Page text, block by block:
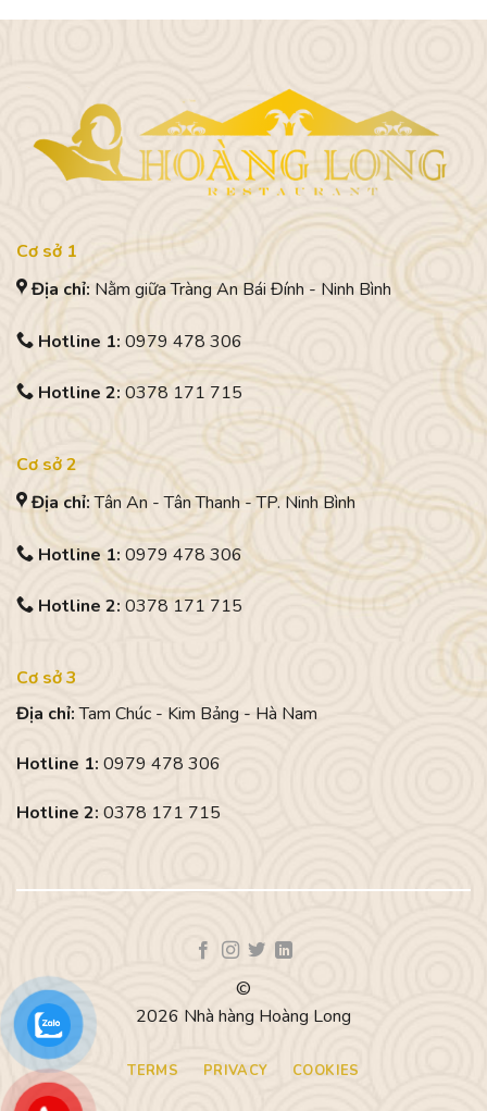
Cơ sở 1
Địa chỉ: Nằm giữa Tràng An Bái Đính - Ninh Bình
Hotline 1: 0979 478 306
Hotline 2:0378 171 715
Cơ sở 2
Địa chỉ:Tân An - Tân Thanh - TP. Ninh Bình
Hotline 1: 0979 478 306
Hotline 2: 0378 171 715
Cơ sở 3
Địa chỉ:Tam Chúc - Kim Bảng - Hà Nam
Hotline 1: 0979 478 306
Hotline 2: 0378 171 715
©
2026 Nhà hàng Hoàng Long
TERMS PRIVACY COOKIES